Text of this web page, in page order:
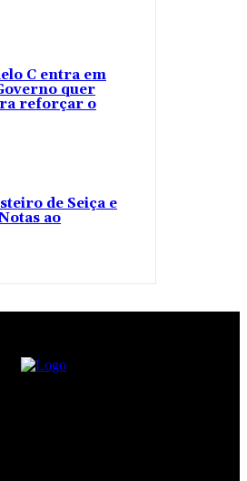
C entra em
quer
reforçar o
de Seiça e
ao